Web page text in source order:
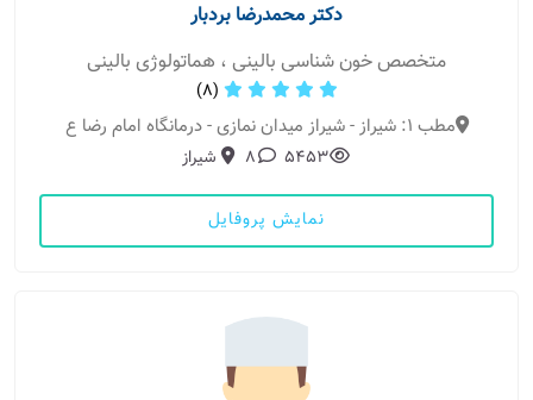
دکتر محمدرضا بردبار
متخصص خون شناسی بالینی ، هماتولوژی بالینی
(8)
مطب 1: شیراز - شیراز میدان نمازی - درمانگاه امام رضا ع
5453
8 شیراز
نمایش پروفایل